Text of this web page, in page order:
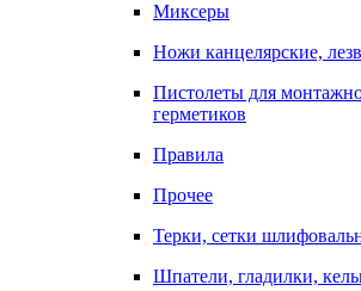
Миксеры
Ножи канцелярские,
Пистолеты для
герметиков
Правила
Прочее
Терки, сетки
Шпатели, гладилки,